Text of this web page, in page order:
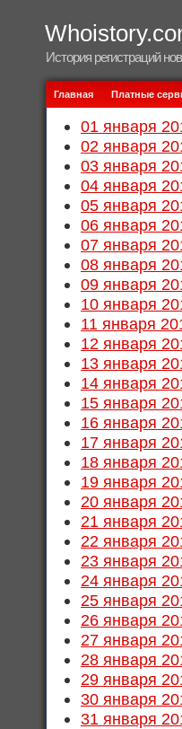
История регистраций
Главная Платные
01 января
02 января
03 января
04 января
05 января
06 января
07 января
08 января
09 января
10 января
11 января
12 января
13 января
14 января
15 января
16 января
17 января
18 января
19 января
20 января
21 января
22 января
23 января
24 января
25 января
26 января
27 января
28 января
29 января
30 января
31 января